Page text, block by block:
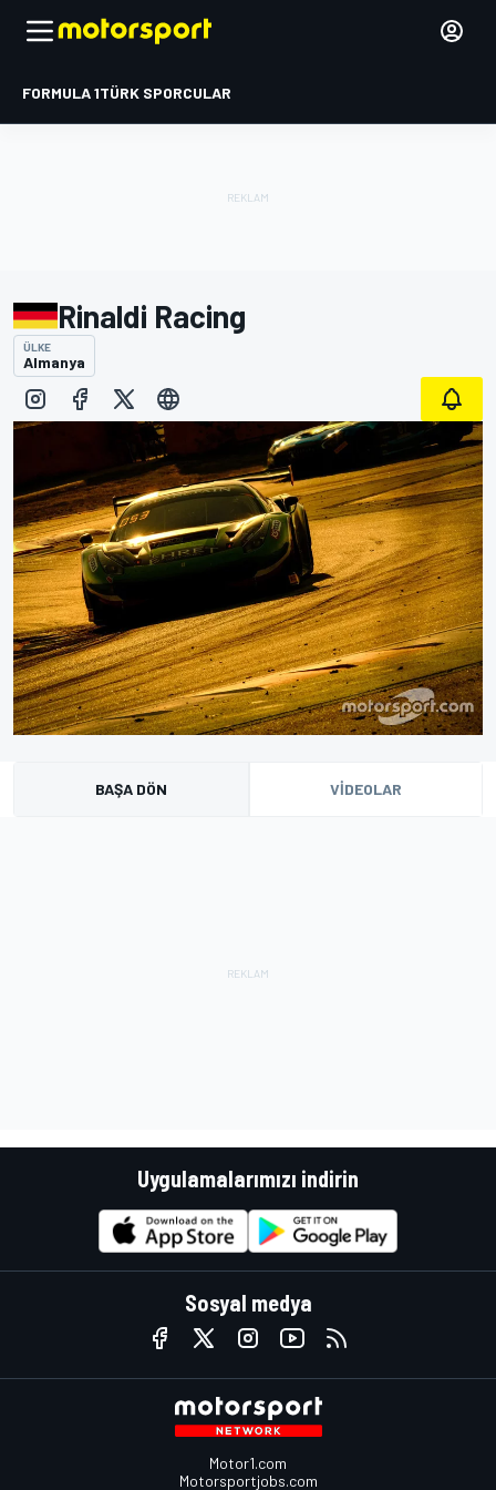
FORMULA 1TÜRK SPORCULAR
Rinaldi Racing
ÜLKE
Almanya
BAŞA DÖN VIDEOLAR
Uygulamalarımızı indirin
Sosyal medya
Motor1.com
Motorsportjobs.com